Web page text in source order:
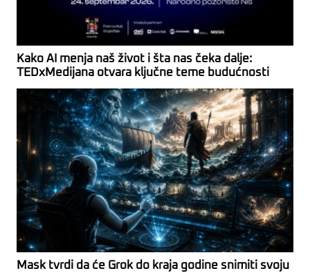
Kako AI menja naš život i šta nas čeka dalje:
TEDxMedijana otvara ključne teme budućnosti
Mask tvrdi da će Grok do kraja godine snimiti svoju